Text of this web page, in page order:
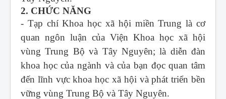
2. CHỨC NĂNG
- Tạp chí Khoa học xã hội miền Trung là cơ
quan ngôn luận của Viện Khoa học xã hội
vùng Trung Bộ và Tây Nguyên; là diễn đàn
khoa học của ngành và của bạn đọc quan tâm
đến lĩnh vực khoa học xã hội và phát triển bền
vững vùng Trung Bộ và Tây Nguyên.